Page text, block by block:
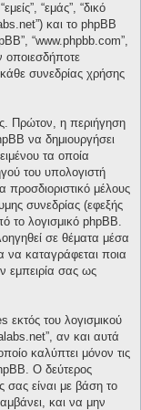
“εμάς”, “δικό
και το phpBB
“www.phpbb.com”,
οποιεσδήποτε
συνεδρίας χρήσης
Πρώτον, η περιήγηση
να δημιουργήσει
τα οποία
του υπολογιστή
μέλους
συνεδρίας (εφεξής
το λογισμικό phpBB.
σε θέματα μέσα
να καταγράφεται ποια
εμπειρία σας ως
εκτός του λογισμικού
αν και αυτά
καλύπτει μόνον τις
Ο δεύτερος
σας είναι με βάση το
και να μην